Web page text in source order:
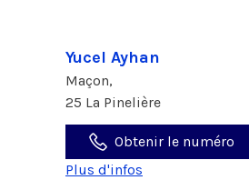
Yucel Ayhan
Maçon,
25 La Pinelière
Obtenir le numéro
Plus d'infos